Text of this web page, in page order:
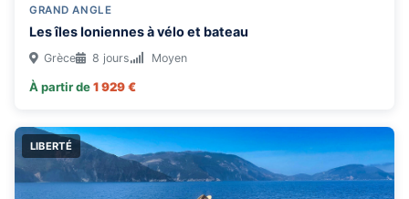
GRAND ANGLE
Les îles Ioniennes à vélo et bateau
Grèce 8 jours Moyen
À partir de1 929 €
LIBERTÉ